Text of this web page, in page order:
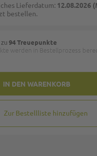
IN DEN WARENKORB
Lieferdatum: 12.08.2026
bestellen.
94 Treuepunkte
werden in Bestellprozess
Zur Bestellliste hinzufügen